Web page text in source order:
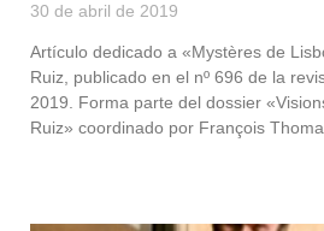
30 de abril de 2019
Artículo dedicado a «Mystères de
Ruiz, publicado en el nº 696 de la
2019. Forma parte del dossier
Ruiz» coordinado por François